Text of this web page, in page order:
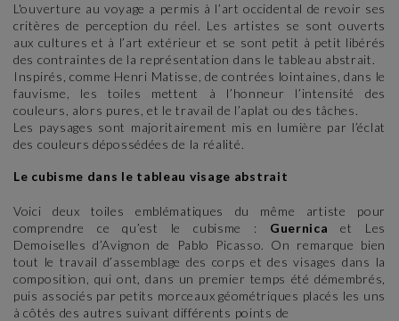
L'ouverture au voyage a permis à l’art occidental de revoir ses
critères de perception du réel. Les artistes se sont ouverts
aux cultures et à l’art extérieur et se sont petit à petit libérés
des contraintes de la représentation dans le tableau abstrait.
Inspirés, comme Henri Matisse, de contrées lointaines, dans le
fauvisme, les toiles mettent à l’honneur l’intensité des
couleurs, alors pures, et le travail de l’aplat ou des tâches.
Les paysages sont majoritairement mis en lumière par l’éclat
des couleurs dépossédées de la réalité.
Le cubisme dans le tableau visage abstrait
Voici deux toiles emblématiques du même artiste pour
comprendre ce qu’est le cubisme : Guernica et Les
Demoiselles d’Avignon de Pablo Picasso. On remarque bien
tout le travail d’assemblage des corps et des visages dans la
composition, qui ont, dans un premier temps été démembrés,
puis associés par petits morceaux géométriques placés les uns
à côtés des autres suivant différents points de